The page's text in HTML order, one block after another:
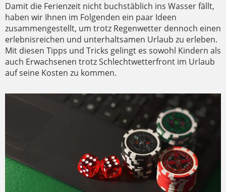
Damit die Ferienzeit nicht buchstäblich ins Wasser fällt,
haben wir Ihnen im Folgenden ein paar Ideen
zusammengestellt, um trotz Regenwetter dennoch einen
erlebnisreichen und unterhaltsamen Urlaub zu erleben.
Mit diesen Tipps und Tricks gelingt es sowohl Kindern als
auch Erwachsenen trotz Schlechtwetterfront im Urlaub
auf seine Kosten zu kommen.